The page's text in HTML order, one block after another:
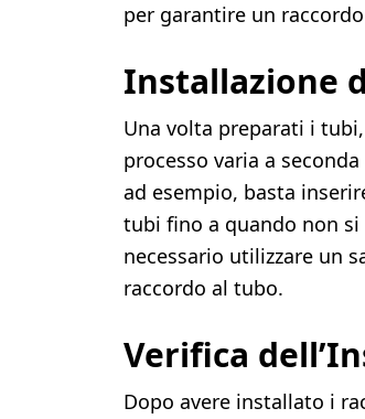
per garantire un
Installazione
Una volta preparati i
processo varia a
ad esempio, basta
tubi fino a quando non
necessario utilizzare un
raccordo al tubo.
Verifica
Dopo avere installato i